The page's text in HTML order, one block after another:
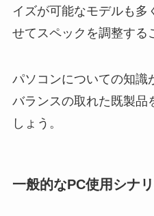
イズが可能なモデルも多
せてスペックを調整する
パソコンについての知識
バランスの取れた既製品
しょう。
一般的なPC使用シナ